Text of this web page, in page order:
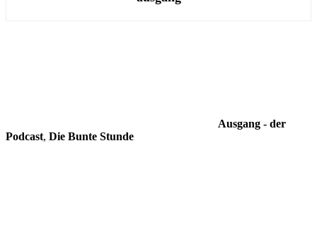
Ausgang - der
Podcast, Die Bunte Stunde